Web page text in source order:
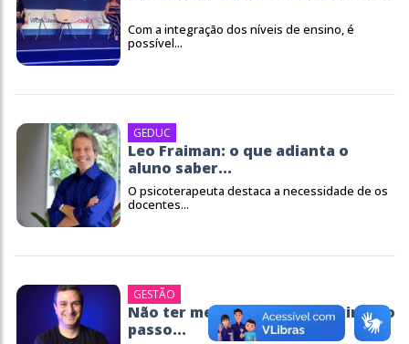
Com a integração dos níveis de ensino, é
possível...
GEDUC
Leo Fraiman: o que adianta o
aluno saber...
O psicoterapeuta destaca a necessidade de os
docentes...
GESTÃO
Não ter medo de errar é o primeiro
passo...